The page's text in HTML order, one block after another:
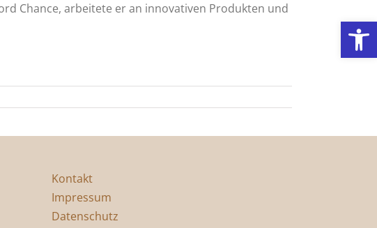
Chance, arbeitete er an innovativen Produkten und
Kontakt
Impressum
Datenschutz